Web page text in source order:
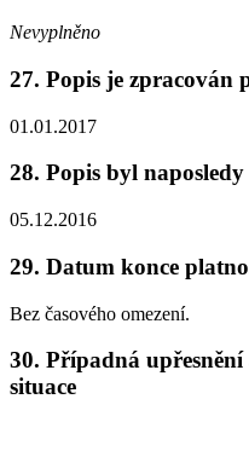
Nevyplněno
27. Popis je zpracován
01.01.2017
28. Popis byl
05.12.2016
29. Datum konce
Bez časového omezení.
30. Případná
situace